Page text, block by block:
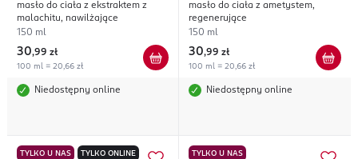
masło do ciała z ekstraktem z
malachitu, nawilżające
150 ml
30,99 zł
100 ml = 20,66 zł
Niedostępny online
masło do ciała z ametystem,
regenerujące
150 ml
30,99 zł
100 ml = 20,66 zł
Niedostępny online
TYLKO U NAS TYLKO ONLINE TYLKO U NAS